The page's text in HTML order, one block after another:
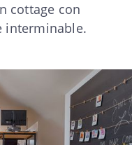
cottage con
interminable.